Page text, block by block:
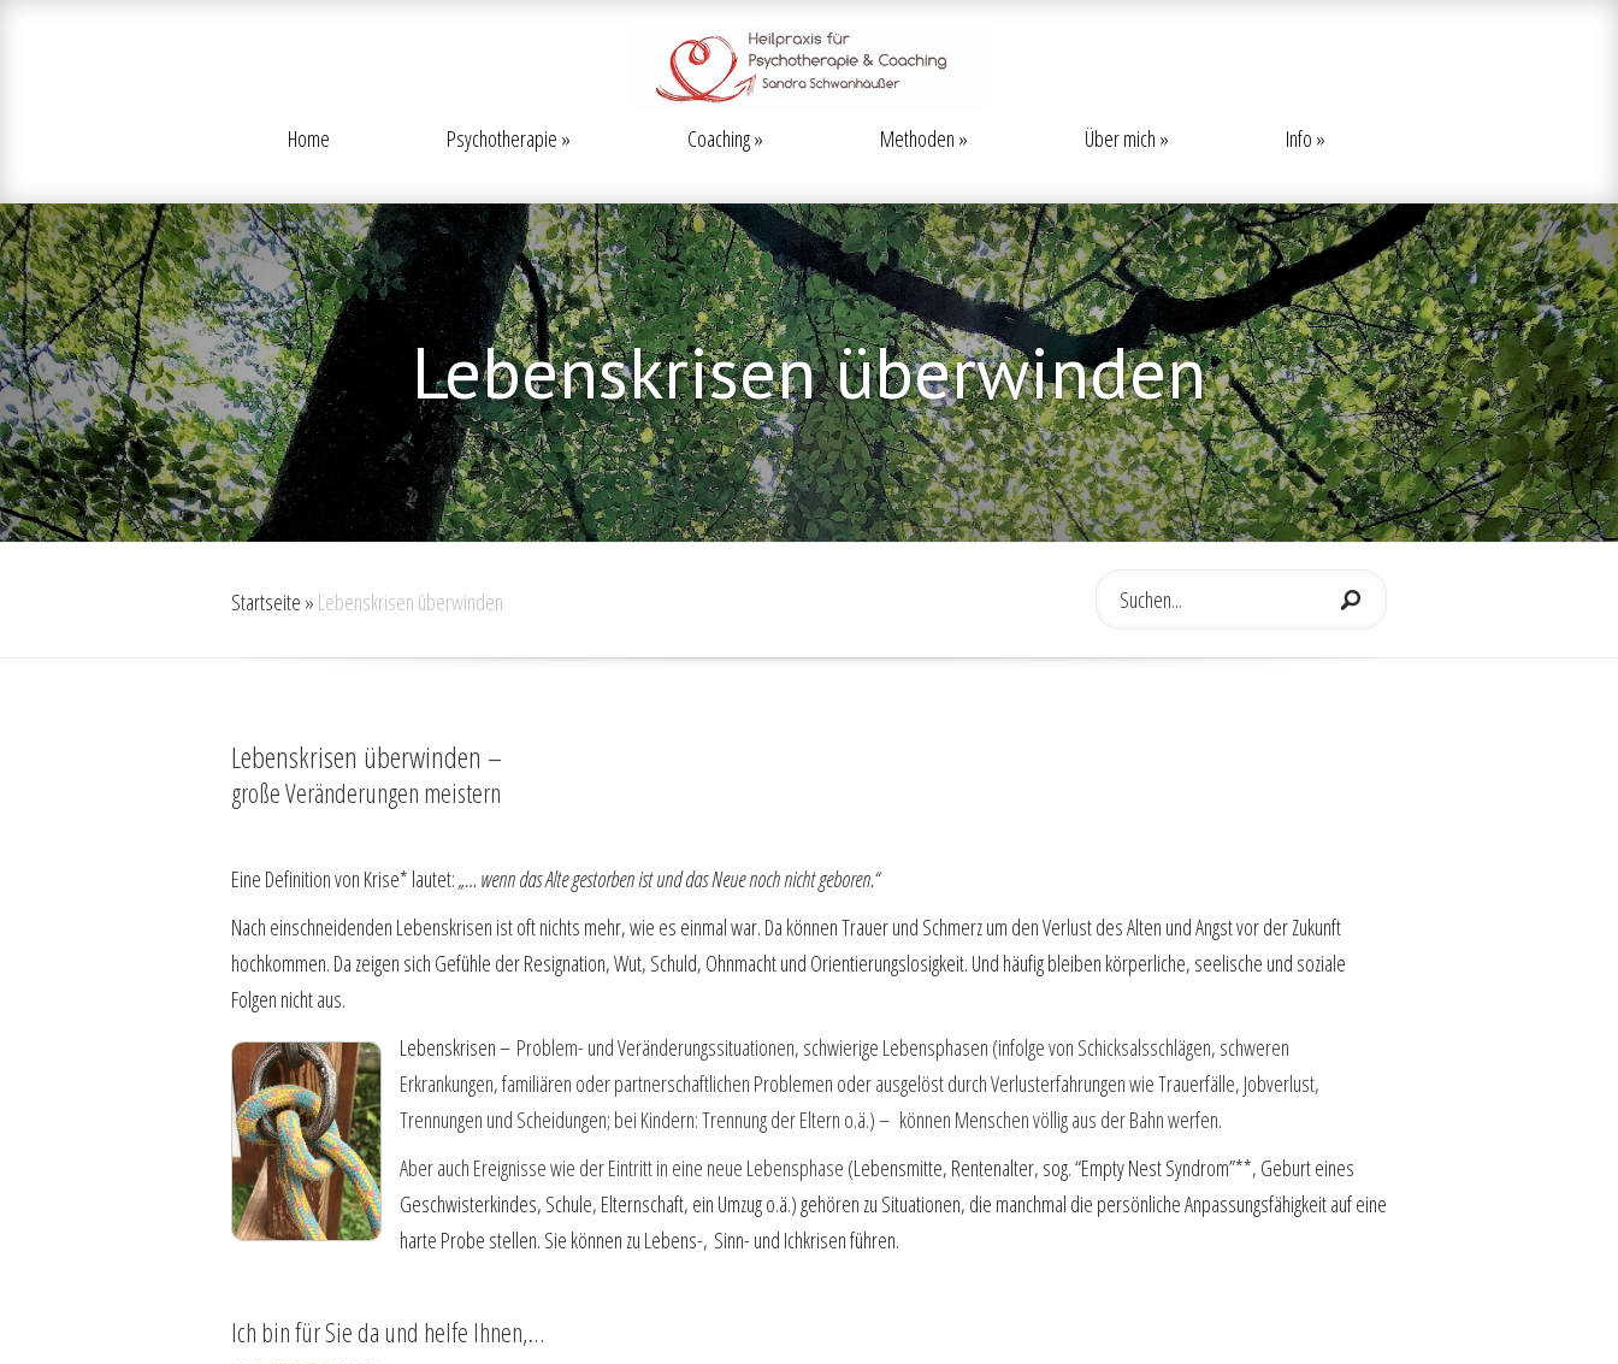
Home Psychotherapie Coaching Methoden Über mich Info
Lebenskrisen überwinden
Startseite » Lebenskrisen überwinden
Lebenskrisen überwinden –
große Veränderungen meistern
Eine Definition von Krise* lautet:„… wenn das Alte gestorben ist und das Neue noch nicht geboren.“
Nach einschneidenden Lebenskrisen ist oft nichts mehr, wie es einmal war. Da können Trauer und Schmerz um den Verlust des Alten und Angst vor der Zukunft
hochkommen. Da zeigen sich Gefühle der Resignation, Wut, Schuld, Ohnmacht und Orientierungslosigkeit. Und häufig bleiben körperliche, seelische und soziale
Folgen nicht aus.
Lebenskrisen – Problem- und Veränderungssituationen, schwierige Lebensphasen (infolge von Schicksalsschlägen, schweren
Erkrankungen, familiären oder partnerschaftlichen Problemen oder ausgelöst durch Verlusterfahrungen wie Trauerfälle, Jobverlust,
Trennungen und Scheidungen; bei Kindern: Trennung der Eltern o.ä.) – können Menschen völlig aus der Bahn werfen.
Aber auch Ereignisse wie der Eintritt in eine neue Lebensphase (Lebensmitte, Rentenalter, sog. “Empty Nest Syndrom”**, Geburt eines
Geschwisterkindes, Schule, Elternschaft, ein Umzug o.ä.) gehören zu Situationen, die manchmal die persönliche Anpassungsfähigkeit auf eine
harte Probe stellen. Sie können zu Lebens-, Sinn- und Ichkrisen führen.
Ich bin für Sie da und helfe Ihnen,…